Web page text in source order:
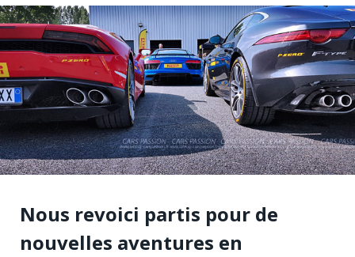
Nous revoici partis pour de
nouvelles aventures en